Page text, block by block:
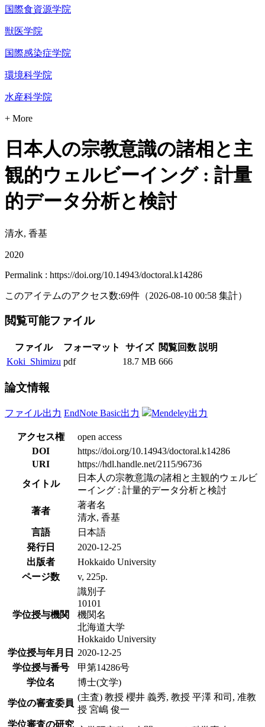
国際食資源学院
獣医学院
国際感染症学院
環境科学院
水産科学院
+ More
日本人の宗教意識の諸相と主
観的ウェルビーイング : 計量
的データ分析と検討
清水, 香基
2020
Permalink : https://doi.org/10.14943/doctoral.k14286
このアイテムのアクセス数:69件 （2026-08-10 00:58 集計）
閲覧可能ファイル
ファイル フォーマット サイズ 閲覧回数 説明
Koki_Shimizu pdf 18.7 MB 666
論文情報
ファイル出力 EndNote Basic出力 Mendeley出力
アクセス権
open access
DOI
https://doi.org/10.14943/doctoral.k14286
URI
https://hdl.handle.net/2115/96736
タイトル
日本人の宗教意識の諸相と主観的ウェルビ
ーイング : 計量的データ分析と検討
著者
著者名
清水, 香基
言語
日本語
発行日
2020-12-25
出版者
Hokkaido University
ページ数
v, 225p.
学位授与機関
識別子
10101
機関名
北海道大学
Hokkaido University
学位授与年月日
2020-12-25
学位授与番号
甲第14286号
学位名
博士(文学)
学位の審査委員
(主査) 教授 櫻井 義秀, 教授 平澤 和司, 准教
授 宮嶋 俊一
学位審査の研究